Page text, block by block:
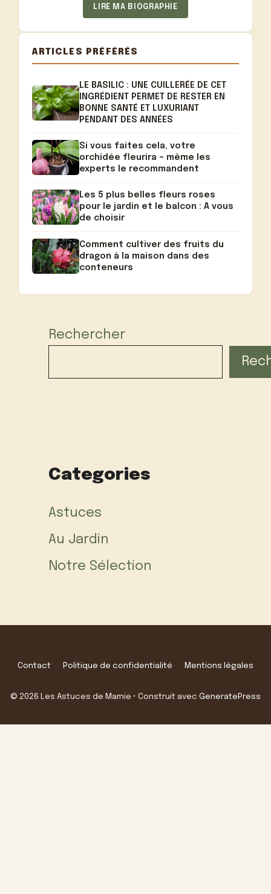
LIRE MA BIOGRAPHIE
ARTICLES PRÉFÉRÉS
LE BASILIC : UNE CUILLERÉE DE CET
INGRÉDIENT PERMET DE RESTER EN
BONNE SANTÉ ET LUXURIANT
PENDANT DES ANNÉES
Si vous faites cela, votre
orchidée fleurira – même les
experts le recommandent
Les 5 plus belles fleurs roses
pour le jardin et le balcon : A vous
de choisir
Comment cultiver des fruits du
dragon à la maison dans des
conteneurs
Rechercher
Categories
Astuces
Au Jardin
Notre Sélection
Contact Politique de confidentialité Mentions légales
© 2026 Les Astuces de Mamie • Construit avec GeneratePress